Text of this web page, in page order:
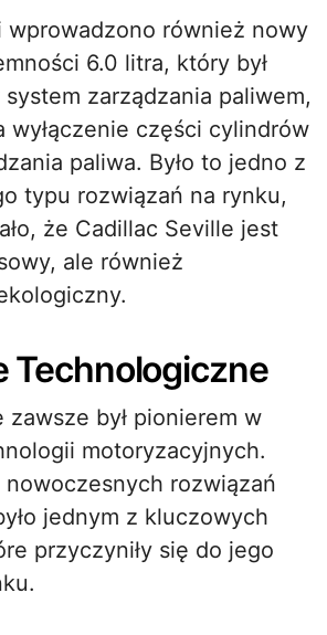
wprowadzono również nowy
6.0 litra, który był
zarządzania paliwem,
wyłączenie części cylindrów
paliwa. Było to jedno z
typu rozwiązań na rynku,
że Cadillac Seville jest
ale również
Technologiczne
zawsze był pionierem w
motoryzacyjnych.
rozwiązań
jednym z kluczowych
przyczyniły się do jego